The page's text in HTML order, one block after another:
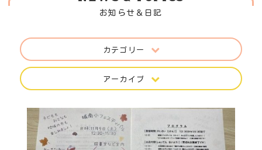
お知らせ＆日記
カテゴリー
アーカイブ